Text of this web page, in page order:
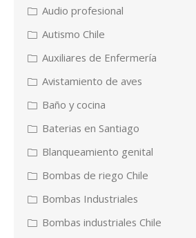
Audio profesional
Autismo Chile
Auxiliares de Enfermería
Avistamiento de aves
Baño y cocina
Baterias en Santiago
Blanqueamiento genital
Bombas de riego Chile
Bombas Industriales
Bombas industriales Chile